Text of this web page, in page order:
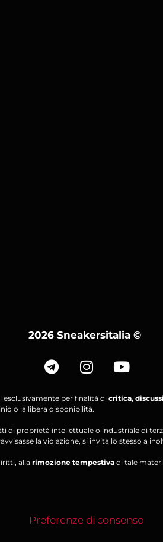
2026 Sneakersitalia©
per finalità di critica,
o la libera disponibilità.
di proprietà intellettuale o industriale di
la violazione, si invita lo stesso a
alla rimozione tempestiva di tale
Preferenze di consenso